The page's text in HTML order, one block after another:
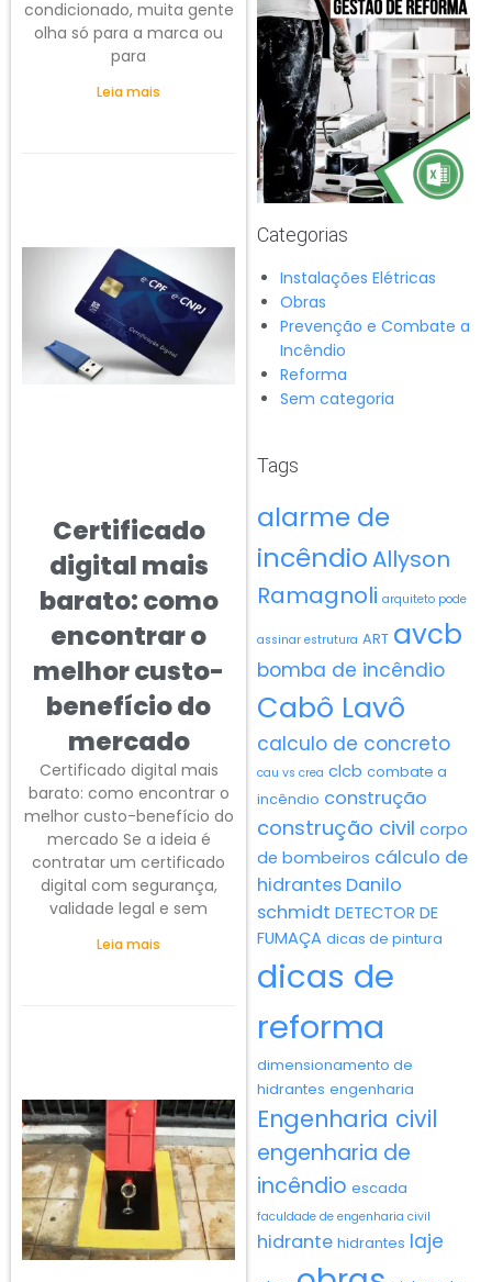
condicionado, muita gente
olha só para a marca ou
para
Leia mais
Certificado
digital mais
barato: como
encontrar o
melhor custo-
benefício do
mercado
Certificado digital mais
barato: como encontrar o
melhor custo-benefício do
mercado Se a ideia é
contratar um certificado
digital com segurança,
validade legal e sem
Leia mais
Categorias
Instalações Elétricas
Obras
Prevenção e Combate a
Incêndio
Reforma
Sem categoria
Tags
alarme de
incêndioAllyson
Ramagnoli arquiteto pode
assinar estrutura ART avcb
bomba de incêndio
Cabô Lavô
calculo de concreto
cau vs crea clcb combate a
incêndio construção
construção civil corpo
de bombeiros cálculo de
hidrantes Danilo
schmidt DETECTOR DE
FUMAÇA dicas de pintura
dicas de
reforma
dimensionamento de
hidrantes engenharia
Engenharia civil
engenharia de
incêndio escada
faculdade de engenharia civil
hidrante hidrantes laje